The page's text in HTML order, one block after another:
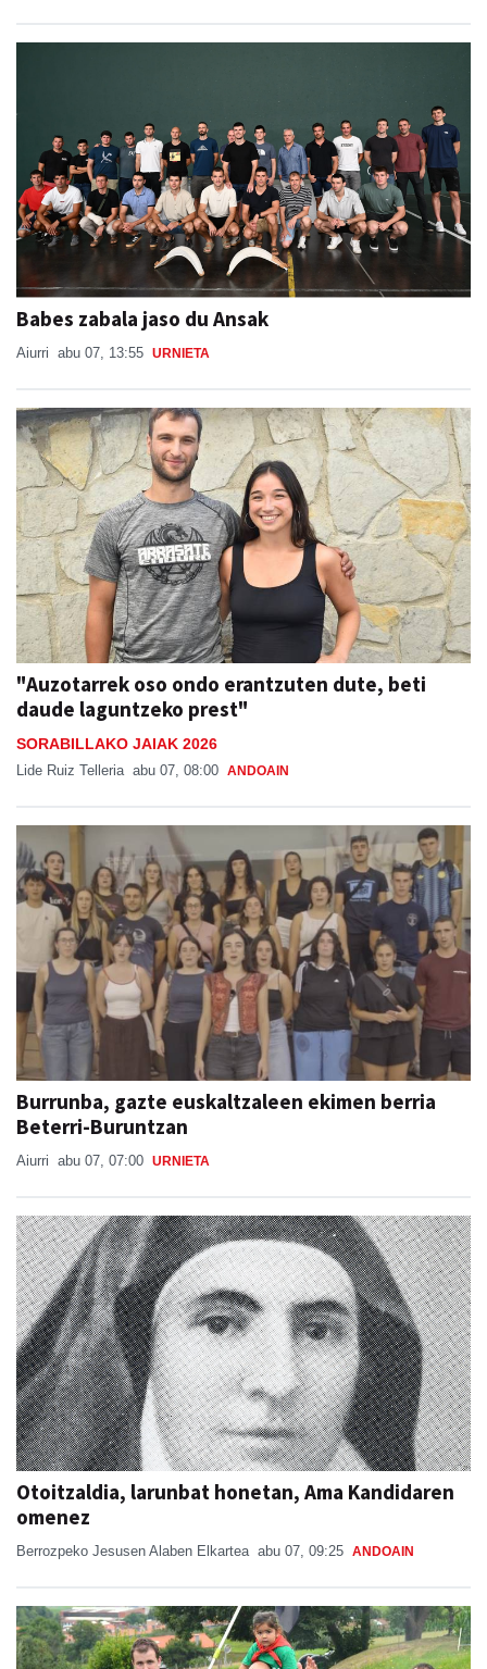
Babes zabala jaso du Ansak
Aiurri abu 07, 13:55 URNIETA
"Auzotarrek oso ondo erantzuten dute, beti
daude laguntzeko prest"
SORABILLAKO JAIAK 2026
Lide Ruiz Telleria abu 07, 08:00 ANDOAIN
Burrunba, gazte euskaltzaleen ekimen berria
Beterri-Buruntzan
Aiurri abu 07, 07:00 URNIETA
Otoitzaldia, larunbat honetan, Ama Kandidaren
omenez
Berrozpeko Jesusen Alaben Elkartea abu 07, 09:25 ANDOAIN